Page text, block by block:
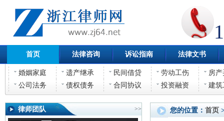
首页 法律咨询 诉讼指南 法律文书
婚姻家庭 遗产继承 民间借贷 劳动工伤
房
公司法务
债权债务 合同协议 投资融资 建筑
律师团队 >> 您的位置： 首页